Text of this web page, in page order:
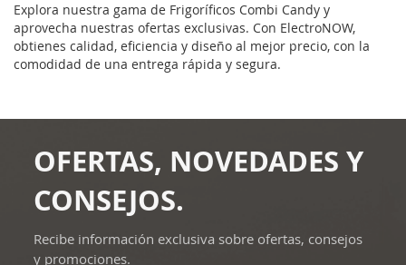
Explora nuestra gama de Frigoríficos Combi Candy y
aprovecha nuestras ofertas exclusivas. Con ElectroNOW,
obtienes calidad, eficiencia y diseño al mejor precio, con la
comodidad de una entrega rápida y segura.
OFERTAS, NOVEDADES Y
CONSEJOS.
Recibe información exclusiva sobre ofertas, consejos
y promociones.